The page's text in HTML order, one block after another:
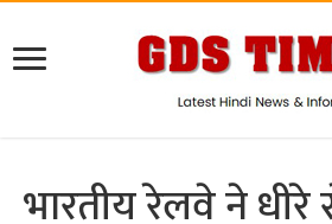
भारतीय रेलवे ने धीरे